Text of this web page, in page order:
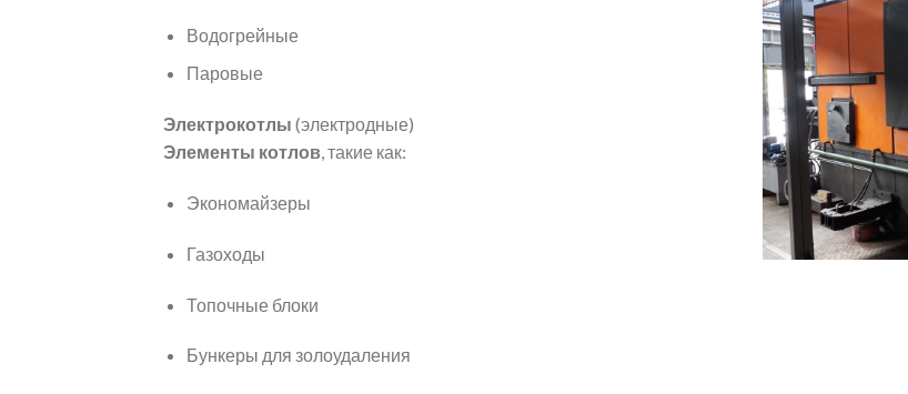
Водогрейные
Паровые
Электрокотлы (электродные)
Элементы котлов, такие как:
Экономайзеры
Газоходы
Топочные блоки
Бункеры для золоудаления